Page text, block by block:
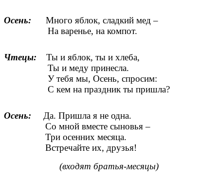
Осень: Много яблок, сладкий мед –
На варенье, на компот.
Чтецы: Ты и яблок, ты и хлеба,
Ты и меду принесла.
У тебя мы, Осень, спросим:
С кем на праздник ты пришла?
Осень:
Да. Пришла я не одна.
Со мной вместе сыновья –
Три осенних месяца.
Встречайте их, друзья!
(входят братья-месяцы)